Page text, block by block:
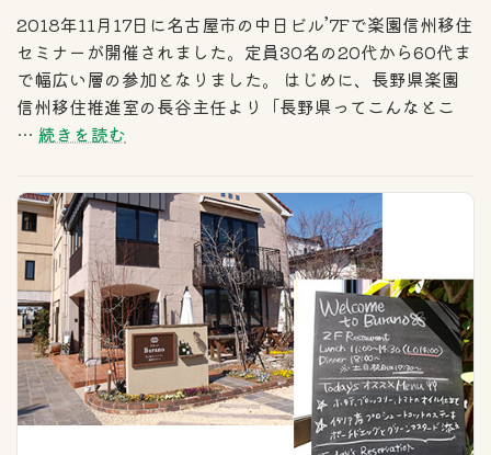
フリーワード検索
2018年11月17日に名古屋市の中日ビル’7Fで楽園信州移住
セミナーが開催されました。定員30名の20代から60代ま
で幅広い層の参加となりました。 はじめに、長野県楽園
信州移住推進室の長谷主任より「長野県ってこんなとこ
… 続きを読む